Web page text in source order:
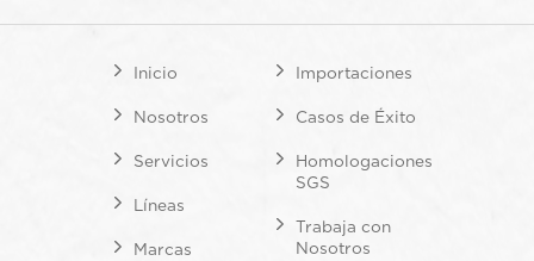
Inicio
Nosotros
Servicios
Líneas
Marcas
Importaciones
Casos de Éxito
Homologaciones
SGS
Trabaja con
Nosotros